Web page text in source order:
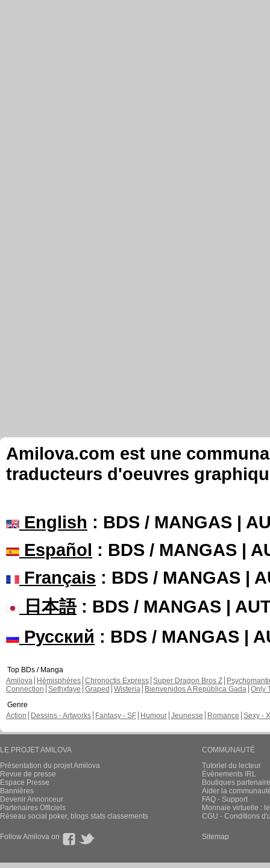
Amilova.com est une
traducteurs d'oeuvres
English : BDS / MANGAS |
Español : BDS / MANGAS |
Français : BDS / MANGAS |
日本語: BDS / MANGAS |
Русский : BDS / MANGAS |
Top BDs / Manga
Amilova
Hémisphères Chronoctis Express Super Dragon Bros Z
Connection Sethxfaye Graped Wisteria Bienvenidos A República Gada Only
Genre
Action
Dessins - Artworks Fantasy - SF Humour Jeunesse Romance Sexy -
LE PROJET AMILOVA
Présentation du projet Amilova
Revue de presse
Espace Presse
Bannières
Devenir Annonceur
Partenaires Officiels
Réseau social poker, blogs stats classements
COMMUNAUTÉ
Tutoriel du lecteur
Évènements IRL
Boutiques
Aider la
FAQ - Support
Monnaie virtuelle :
CGU - Conditions
Follow Amilova on Sitemap